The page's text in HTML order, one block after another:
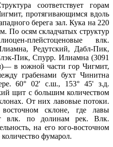
соответствует горам
протягивающимся вдоль
берега зал. Кука на 220
По осям складчатых структур
плейстоценовые влк.
Редутский, Дабл-Пик,
Пик, Спурр. Илиамна (3091
в южной части гор Чигмит,
грабенами бухт Чинитна
60° 02' с.ш., 153° 45' з.д.
щит с большим количеством
От них лавовые потоки.
склоне, где лавы
влк. по долинам рек. Влк.
на его юго-восточном
фумарол.